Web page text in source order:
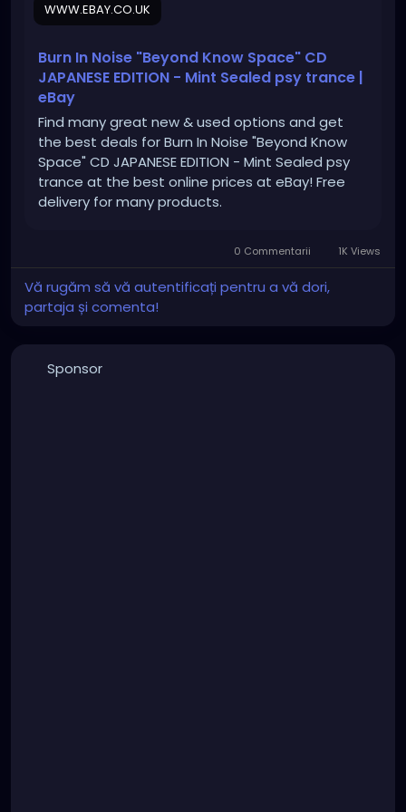
6Buta_Yg&LH_ItemCondition=1000
WWW.EBAY.CO.UK
Burn In Noise "Beyond Know Space" CD
JAPANESE EDITION - Mint Sealed psy trance |
eBay
Find many great new & used options and get
the best deals for Burn In Noise "Beyond Know
Space" CD JAPANESE EDITION - Mint Sealed psy
trance at the best online prices at eBay! Free
delivery for many products.
0 Commentarii 1K Views
Vă rugăm să vă autentificați pentru a vă dori,
partaja și comenta!
Sponsor